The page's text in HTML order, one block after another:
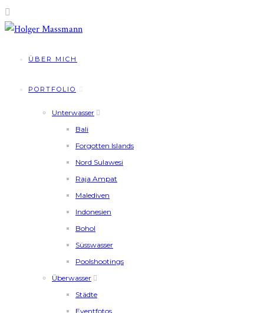
ÜBER MICH
PORTFOLIO
Unterwasser
Bali
Forgotten Islands
Nord Sulawesi
Raja Ampat
Malediven
Indonesien
Bohol
Süsswasser
Poolshootings
Überwasser
Städte
Eventfotos